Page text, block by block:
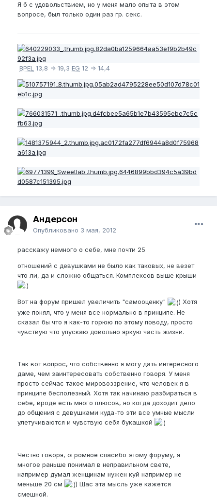
Я б с удовольствием, но у меня мало опыта в этом
вопросе, был только один раз гр. секс.
BPEL 13,8 => 19,3 EG 12 => 14,4
Андерсон
Опубликовано 3 мая, 2012
расскажу немного о себе, мне почти 25
отношений с девушками не было как таковых, не везет
что ли, да и сложно общаться. Комплексов выше крыши
Вот на форум пришел увеличить "самооценку"
) Хотя
уже понял, что у меня все нормально в принципе. Не
сказал бы что я как-то горюю по этому поводу, просто
чувствую что упускаю довольно яркую часть жизни.
Так вот вопрос, что собственно я могу дать интересного
даме, чем заинтересовать собственно говоря. У меня
просто сейчас такое мировоззрение, что человек я в
принципе бесполезный. Хотя так начинаю разбираться в
себе, вроде есть много плюсов, но когда доходит дело
до общения с девушками куда-то эти все умные мысли
улетучиваются и чувствую себя букашкой
Честно говоря, огромное спасибо этому форуму, я
многое раньше понимал в неправильном свете,
например думал женщинам нужен куй например не
меньше 20 см
) Щас эта мысль уже кажется
смешной.